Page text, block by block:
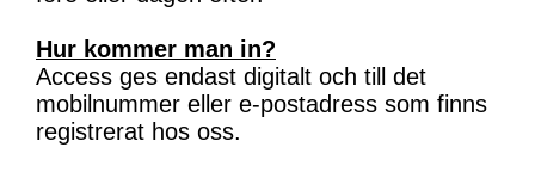
Hur kommer man in?
Access ges endast digitalt och till det
mobilnummer eller e-postadress som finns
registrerat hos oss.